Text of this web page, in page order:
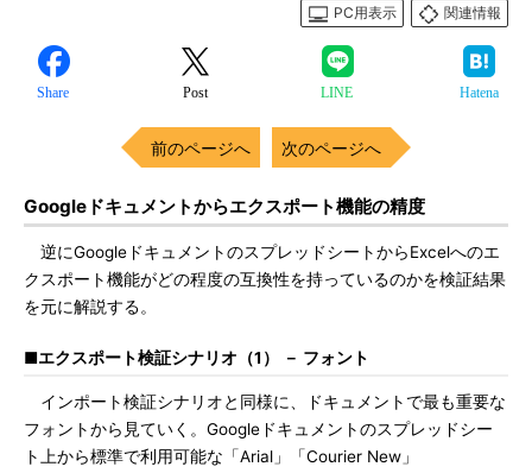
PC用表示
関連情報
Share Post LINE Hatena
前のページへ 次のページへ
Googleドキュメントからエクスポート機能の精度
逆にGoogleドキュメントのスプレッドシートからExcelへのエ
クスポート機能がどの程度の互換性を持っているのかを検証結果
を元に解説する。
■エクスポート検証シナリオ（1） － フォント
インポート検証シナリオと同様に、ドキュメントで最も重要な
フォントから見ていく。Googleドキュメントのスプレッドシー
ト上から標準で利用可能な「Arial」「Courier New」